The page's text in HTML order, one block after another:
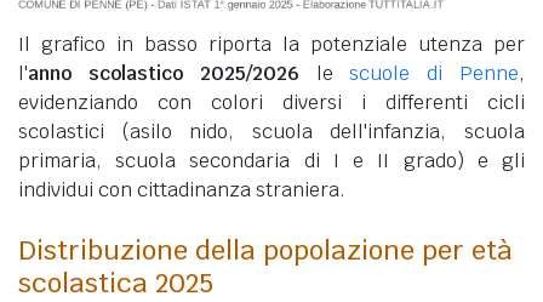
Il grafico in basso riporta la potenziale utenza per
l'anno scolastico 2025/2026 lescuole di Penne,
evidenziando con colori diversi i differenti cicli
scolastici (asilo nido, scuola dell'infanzia, scuola
primaria, scuola secondaria di I e II grado) e gli
individui con cittadinanza straniera.
Distribuzione della popolazione per età
scolastica 2025